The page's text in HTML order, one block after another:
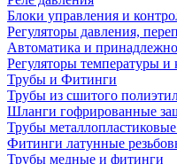
Блоки управления и
Регуляторы давления,
Автоматика и
Регуляторы температуры
Трубы и Фитинги
Трубы из сшитого
Шланги гофрированные
Трубы
Фитинги латунные
Трубы медные и фитинги